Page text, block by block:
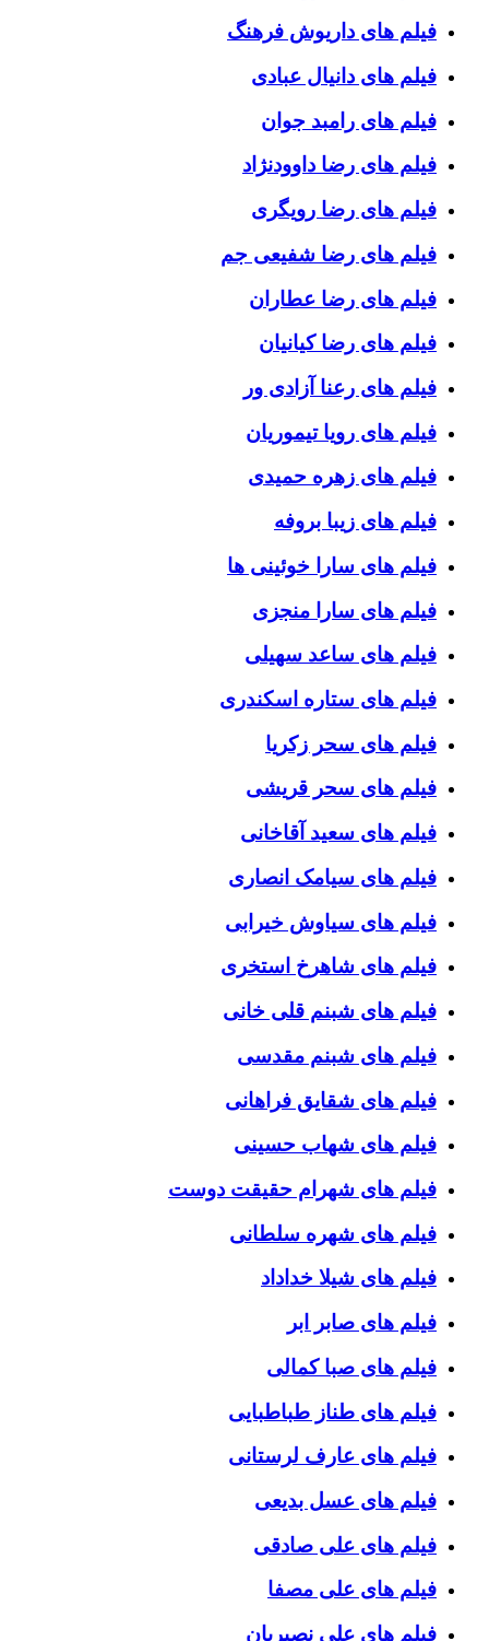
فیلم های داریوش فرهنگ
فیلم های دانیال عبادی
فیلم های رامبد جوان
فیلم های رضا داوودنژاد
فیلم های رضا رویگری
فیلم های رضا شفیعی جم
فیلم های رضا عطاران
فیلم های رضا کیانیان
فیلم های رعنا آزادی ور
فیلم های رویا تیموریان
فیلم های زهره حمیدی
فیلم های زیبا بروفه
فیلم های سارا خوئینی ها
فیلم های سارا منجزی
فیلم های ساعد سهیلی
فیلم های ستاره اسکندری
فیلم های سحر زکریا
فیلم های سحر قریشی
فیلم های سعید آقاخانی
فیلم های سیامک انصاری
فیلم های سیاوش خیرابی
فیلم های شاهرخ استخری
فیلم های شبنم قلی خانی
فیلم های شبنم مقدسی
فیلم های شقایق فراهانی
فیلم های شهاب حسینی
فیلم های شهرام حقیقت دوست
فیلم های شهره سلطانی
فیلم های شیلا خداداد
فیلم های صابر ابر
فیلم های صبا کمالی
فیلم های طناز طباطبایی
فیلم های عارف لرستانی
فیلم های عسل بدیعی
فیلم های علی صادقی
فیلم های علی مصفا
فیلم های علی نصیریان